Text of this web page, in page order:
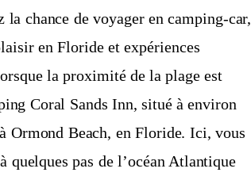
chance de voyager en camping-car,
en Floride et expériences
la proximité de la plage est
Coral Sands Inn, situé à environ
Ormond Beach, en Floride. Ici, vous
quelques pas de l’océan Atlantique